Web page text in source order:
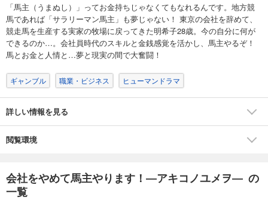
「馬主（うまぬし）」ってお金持ちじゃなくてもなれるんです。地方競
馬であれば「サラリーマン馬主」も夢じゃない！ 東京の会社を辞めて、
競走馬を生産する実家の牧場に戻ってきた明希子28歳。今の自分に何が
できるのか…。会社員時代のスキルと金銭感覚を活かし、馬主やるぞ！
馬とお金と人情と…夢と現実の間で大奮闘！
ギャンブル 職業・ビジネス ヒューマンドラマ
詳しい情報を見る
閲覧環境
会社をやめて馬主やります！―アキコノユメヲ― の
一覧
会社をやめて馬主やります！ ― アキコノユメヲ ― 38
110円 (税込)
カート
あらすじを表示する
会社をやめて馬主やります！ ― アキコノユメヲ ― 39
110
会社をやめて馬主やります！ ― アキコノユメヲ ― 40